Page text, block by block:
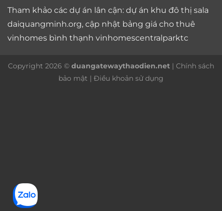
Tham khảo các dự án lân cận: dự án khu đô thị sala
daiquangminh.org, cập nhật bảng giá cho thuê
vinhomes bình thạnh vinhomescentralparktc
Copyright 2026 © duangatewaythaodien.net | Chính sách
bảo mật | Điều khoản sử dụng